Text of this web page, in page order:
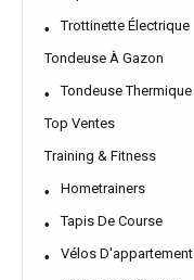
Trottinette Électrique
Tondeuse À Gazon
Tondeuse Thermique
Top Ventes
Training & Fitness
Hometrainers
Tapis De Course
Vélos D'appartement